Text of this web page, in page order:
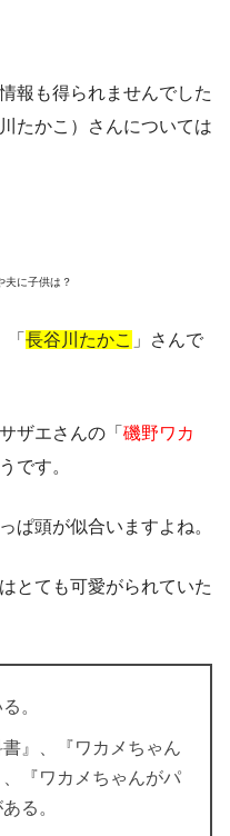
報も得られませんでした
たかこ）さんについては
夫に子供は？
長谷川たかこ 」さんで
ザエさんの「 磯野ワカ
です。
ぱ頭が似合いますよね。
とても可愛がられていた
。
』、『ワカメちゃん
『ワカメちゃんがパ
る。